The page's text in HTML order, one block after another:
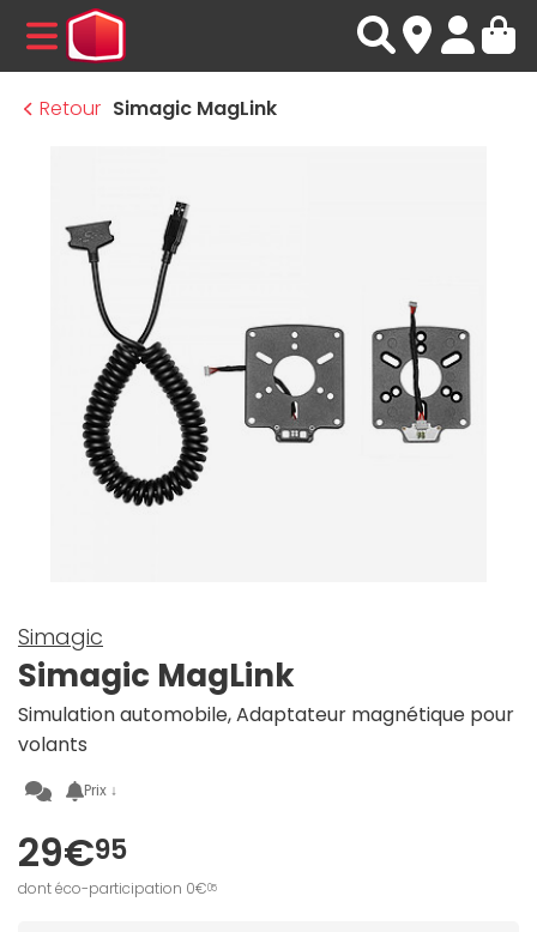
MENU
Retour Simagic MagLink
Simagic
Simagic MagLink
Simulation automobile, Adaptateur magnétique pour
volants
Prix ↓
29€95
dont éco-participation 0€05